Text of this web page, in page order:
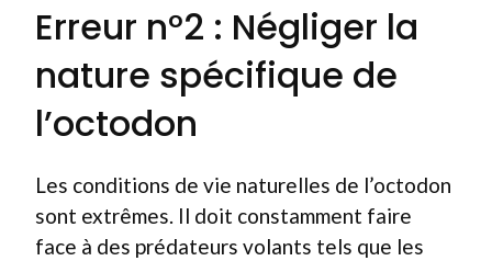
Erreur n°2 : Négliger la
nature spécifique de
l’octodon
Les conditions de vie naturelles de l’octodon
sont extrêmes. Il doit constamment faire
face à des prédateurs volants tels que les